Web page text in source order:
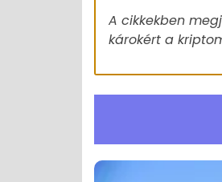
A cikkekben
károkért a